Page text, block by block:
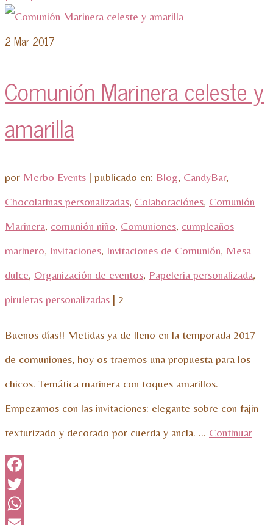
2 Mar 2017
Comunión Marinera celeste y
amarilla
por Merbo Events | publicado en: Blog, CandyBar,
Chocolatinas personalizadas, Colaboraciónes, Comunión
Marinera, comunión niño, Comuniones, cumpleaños
marinero, Invitaciones, Invitaciones de Comunión, Mesa
dulce, Organización de eventos, Papeleria personalizada,
piruletas personalizadas | 2
Buenos días!! Metidas ya de lleno en la temporada 2017
de comuniones, hoy os traemos una propuesta para los
chicos. Temática marinera con toques amarillos.
Empezamos con las invitaciones: elegante sobre con fajin
texturizado y decorado por cuerda y ancla. … Continuar
Facebook
Twitter